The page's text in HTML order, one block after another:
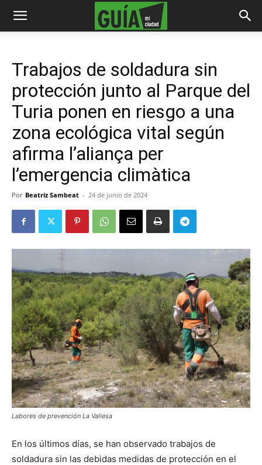
Trabajos de soldadura sin
protección junto al Parque del
Turia ponen en riesgo a una
zona ecológica vital según
afirma l’aliança per
l’emergencia climàtica
Por Beatriz Sambeat - 24 de junio de 2024
Labores de prevención La Vallesa
En los últimos días, se han observado trabajos de
soldadura sin las debidas medidas de protección en el